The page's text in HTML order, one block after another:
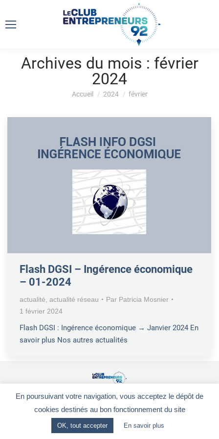
Archives du mois : février
2024
Vous êtes ici :
Accueil 2024 février
Flash DGSI – Ingérence économique
– 01-2024
actualité actualité réseau Par Patricia Mosnier
1 février 2024
Flash DGSI : Ingérence économique → Janvier 2024 En
savoir plus Nos autres actualités
Le Club Entrepreneurs 92-CGV-Mentions légales
28, rue de la Redoute - 92260 FONTENAY-AUX-ROSES
En poursuivant votre navigation, vous acceptez le dépôt de
cookies destinés au bon fonctionnement du site
OK, tout accepter En savoir plus